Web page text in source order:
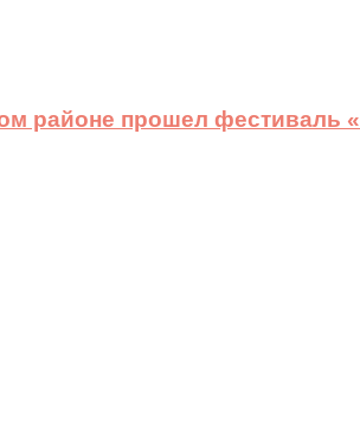
районе прошел фестиваль